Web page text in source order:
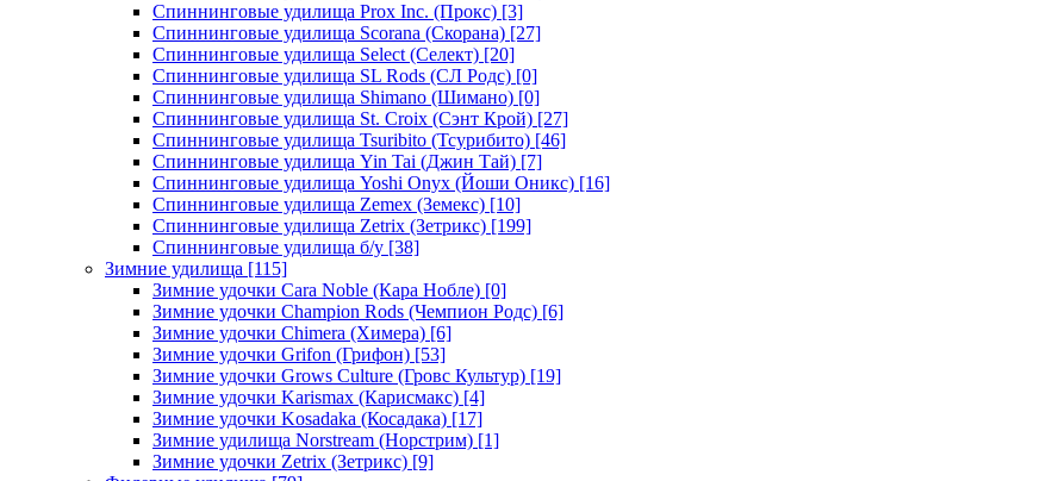
Спиннинговые удилища Prox Inc. (Прокс) [3]
Спиннинговые удилища Scorana (Скорана) [27]
Спиннинговые удилища Select (Селект) [20]
Спиннинговые удилища SL Rods (СЛ Родс) [0]
Спиннинговые удилища Shimano (Шимано) [0]
Спиннинговые удилища St. Croix (Сэнт Крой) [27]
Спиннинговые удилища Tsuribito (Тсурибито) [46]
Спиннинговые удилища Yin Tai (Джин Тай) [7]
Спиннинговые удилища Yoshi Onyx (Йоши Оникс) [16]
Спиннинговые удилища Zemex (Земекс) [10]
Спиннинговые удилища Zetrix (Зетрикс) [199]
Спиннинговые удилища б/у [38]
Зимние удилища [115]
Зимние удочки Cara Noble (Кара Нобле) [0]
Зимние удочки Champion Rods (Чемпион Родс) [6]
Зимние удочки Chimera (Химера) [6]
Зимние удочки Grifon (Грифон) [53]
Зимние удочки Grows Culture (Гровс Культур) [19]
Зимние удочки Karismax (Карисмакс) [4]
Зимние удочки Kosadaka (Косадака) [17]
Зимние удилища Norstream (Норстрим) [1]
Зимние удочки Zetrix (Зетрикс) [9]